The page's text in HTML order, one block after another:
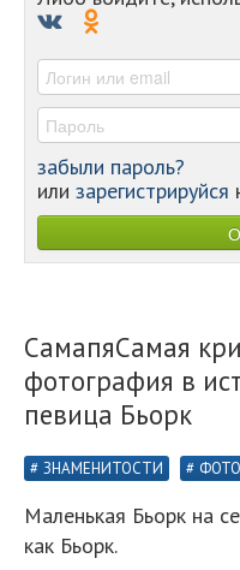
забыли пароль?
или зарегистрируйся
СамапяСамая
фотография в
певица Бьорк
ЗНАМЕНИТОСТИ
Маленькая Бьорк на
как Бьорк.